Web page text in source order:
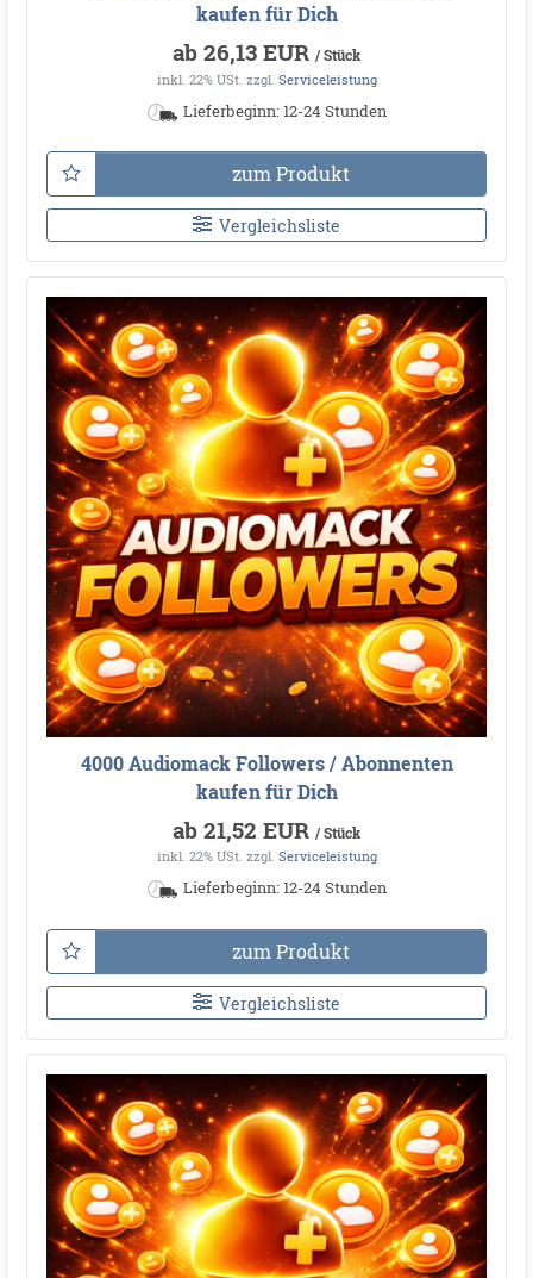
kaufen für Dich
ab 26,13 EUR / Stück
inkl. 22% USt. zzgl. Serviceleistung
Lieferbeginn: 12-24 Stunden
zum Produkt
Vergleichsliste
4000 Audiomack Followers / Abonnenten
kaufen für Dich
ab 21,52 EUR / Stück
inkl. 22% USt. zzgl. Serviceleistung
Lieferbeginn: 12-24 Stunden
zum Produkt
Vergleichsliste